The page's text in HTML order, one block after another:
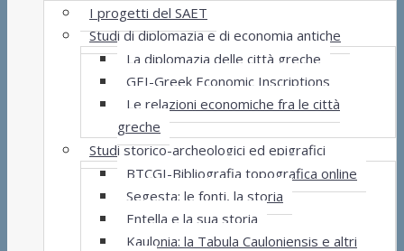
I progetti del SAET
Studi di diplomazia e di economia antiche
La diplomazia delle città greche
GEI-Greek Economic Inscriptions
Le relazioni economiche fra le città
greche
Studi storico-archeologici ed epigrafici
BTCGI-Bibliografia topografica online
Segesta: le fonti, la storia
Entella e la sua storia
Kaulonia: la Tabula Cauloniensis e altri